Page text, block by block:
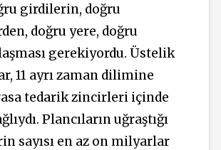
girdilerin, doğru
doğru yere, doğru
gerekiyordu. Üstelik
11 ayrı zaman dilimine
tedarik zincirleri içinde
Plancıların uğraştığı
sayısı en az on milyarlar